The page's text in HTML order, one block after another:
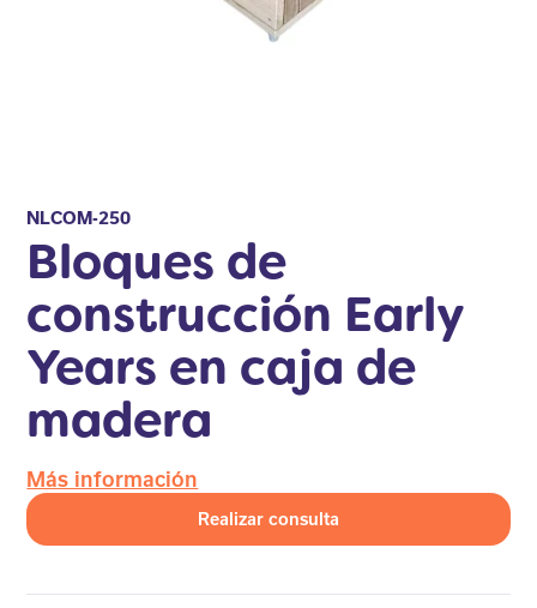
NLCOM-250
Bloques de
construcción Early
Years en caja de
madera
Más información
Realizar consulta